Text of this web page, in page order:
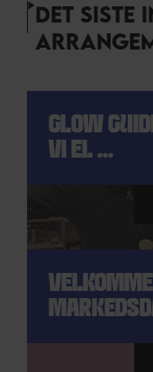
DET SISTE
GLOW
VI EL ...